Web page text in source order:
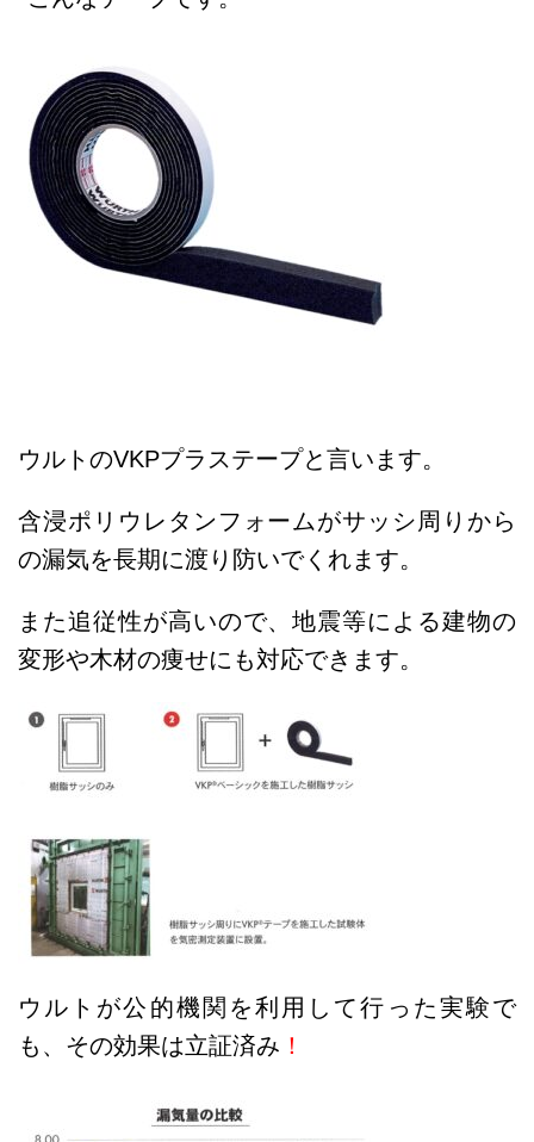
ウルトのVKPプラステープと言います。
含浸ポリウレタンフォームがサッシ周りから
の漏気を長期に渡り防いでくれます。
また追従性が高いので、地震等による建物の
変形や木材の痩せにも対応できます。
ウルトが公的機関を利用して行った実験で
も、その効果は立証済み ！